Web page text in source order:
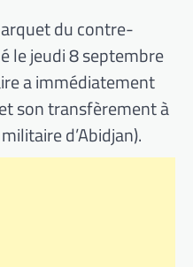
du contre-
le jeudi 8 septembre
a immédiatement
son transfèrement à
d’Abidjan).